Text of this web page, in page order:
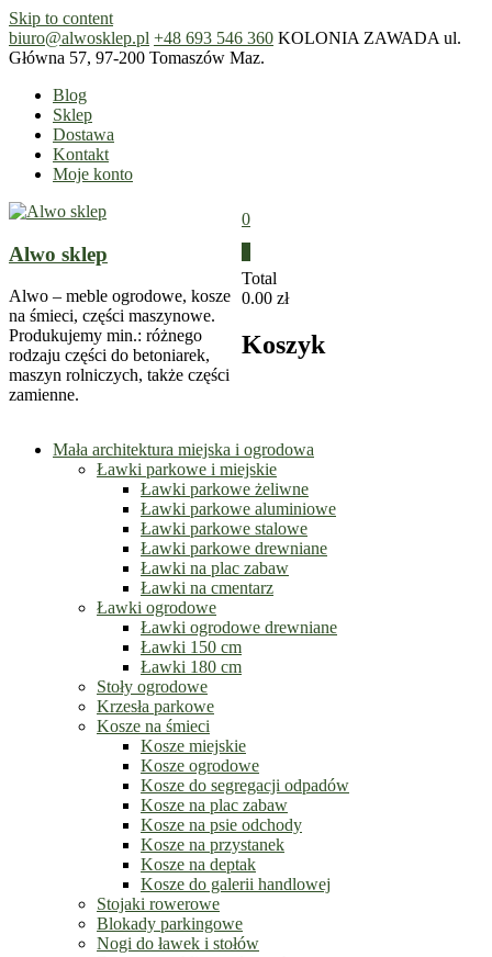
Skip to content
biuro@alwosklep.pl +48 693 546 360 KOLONIA ZAWADA ul.
Główna 57, 97-200 Tomaszów Maz.
Blog
Sklep
Dostawa
Kontakt
Moje konto
Alwo sklep
Alwo – meble ogrodowe, kosze
na śmieci, części maszynowe.
Produkujemy min.: różnego
rodzaju części do betoniarek,
maszyn rolniczych, także części
zamienne.
0
Total
0.00 zł
Koszyk
Mała architektura miejska i ogrodowa
Ławki parkowe i miejskie
Ławki parkowe żeliwne
Ławki parkowe aluminiowe
Ławki parkowe stalowe
Ławki parkowe drewniane
Ławki na plac zabaw
Ławki na cmentarz
Ławki ogrodowe
Ławki ogrodowe drewniane
Ławki 150 cm
Ławki 180 cm
Stoły ogrodowe
Krzesła parkowe
Kosze na śmieci
Kosze miejskie
Kosze ogrodowe
Kosze do segregacji odpadów
Kosze na plac zabaw
Kosze na psie odchody
Kosze na przystanek
Kosze na deptak
Kosze do galerii handlowej
Stojaki rowerowe
Blokady parkingowe
Nogi do ławek i stołów